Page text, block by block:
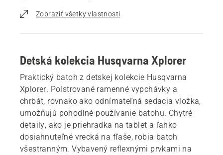
Zobraziť všetky vlastnosti
Detská kolekcia Husqvarna Xplorer
Praktický batoh z detskej kolekcie Husqvarna
Xplorer. Polstrované ramenné vypchávky a
chrbát, rovnako ako odnímateľná sedacia vložka,
umožňujú pohodlné používanie batohu. Chytré
detaily, ako je priehradka na tablet a ľahko
dosiahnuteľné vrecká na fľaše, robia batoh
všestranným. Vybavený reflexnými prvkami na